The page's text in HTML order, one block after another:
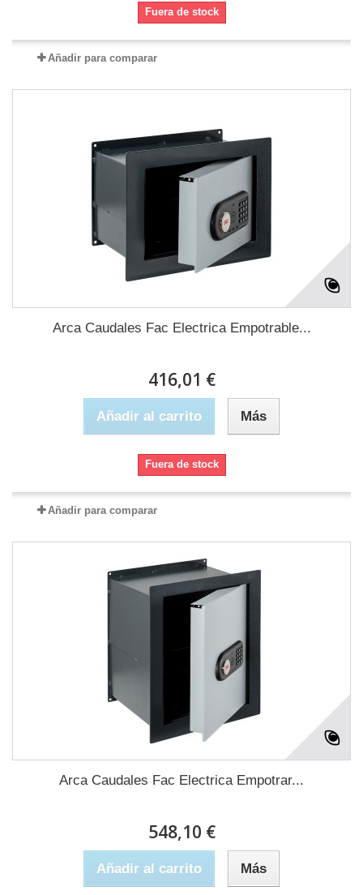
Fuera de stock
Añadir para comparar
Arca Caudales Fac Electrica Empotrable...
416,01 €
Añadir al carrito Más
Fuera de stock
Añadir para comparar
Arca Caudales Fac Electrica Empotrar...
548,10 €
Añadir al carrito Más